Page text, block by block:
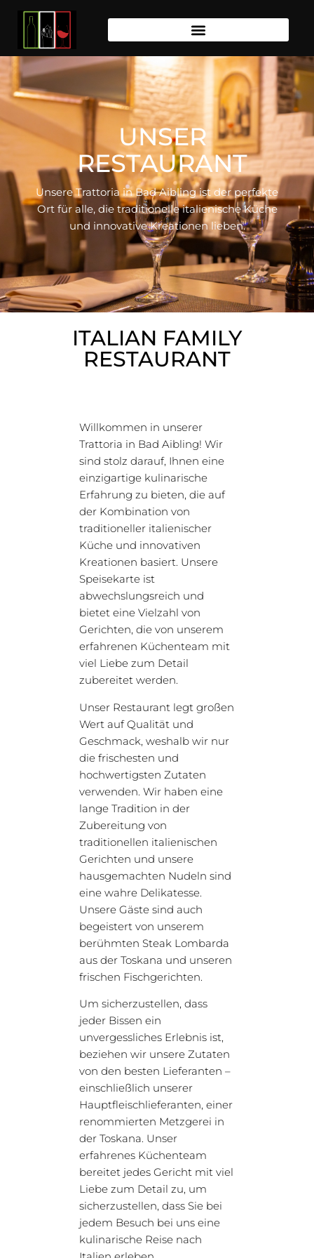
UNSER
RESTAURANT
Unsere Trattoria in Bad Aibling ist der perfekte
Ort für alle, die traditionelle italienische Küche
und innovative Kreationen lieben.
ITALIAN FAMILY
RESTAURANT
Willkommen in unserer
Trattoria in Bad Aibling! Wir
sind stolz darauf, Ihnen eine
einzigartige kulinarische
Erfahrung zu bieten, die auf
der Kombination von
traditioneller italienischer
Küche und innovativen
Kreationen basiert. Unsere
Speisekarte ist
abwechslungsreich und
bietet eine Vielzahl von
Gerichten, die von unserem
erfahrenen Küchenteam mit
viel Liebe zum Detail
zubereitet werden.
Unser Restaurant legt großen
Wert auf Qualität und
Geschmack, weshalb wir nur
die frischesten und
hochwertigsten Zutaten
verwenden. Wir haben eine
lange Tradition in der
Zubereitung von
traditionellen italienischen
Gerichten und unsere
hausgemachten Nudeln sind
eine wahre Delikatesse.
Unsere Gäste sind auch
begeistert von unserem
berühmten Steak Lombarda
aus der Toskana und unseren
frischen Fischgerichten.
Um sicherzustellen, dass
jeder Bissen ein
unvergessliches Erlebnis ist,
beziehen wir unsere Zutaten
von den besten Lieferanten –
einschließlich unserer
Hauptfleischlieferanten, einer
renommierten Metzgerei in
der Toskana. Unser
erfahrenes Küchenteam
bereitet jedes Gericht mit viel
Liebe zum Detail zu, um
sicherzustellen, dass Sie bei
jedem Besuch bei uns eine
kulinarische Reise nach